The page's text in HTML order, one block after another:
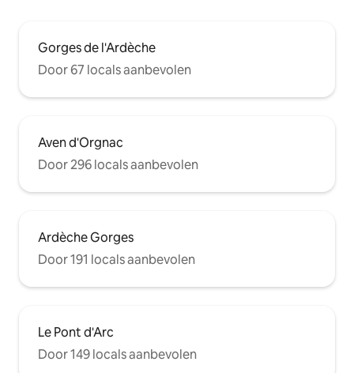
Gorges de l'Ardèche
Door 67 locals aanbevolen
Aven d'Orgnac
Door 296 locals aanbevolen
Ardèche Gorges
Door 191 locals aanbevolen
Le Pont d'Arc
Door 149 locals aanbevolen